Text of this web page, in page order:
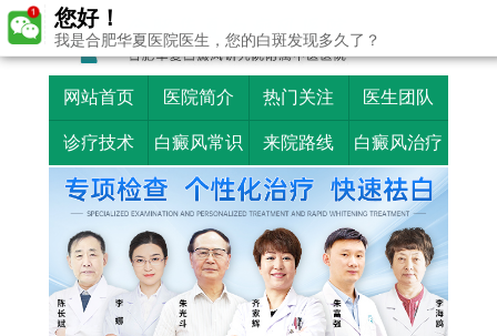
网站首页 医院简介 热门关注 医生团队
诊疗技术 白癜风常识 来院路线 白癜风治疗
您好！
我是合肥华夏医院医生，您的白斑发现多久了？